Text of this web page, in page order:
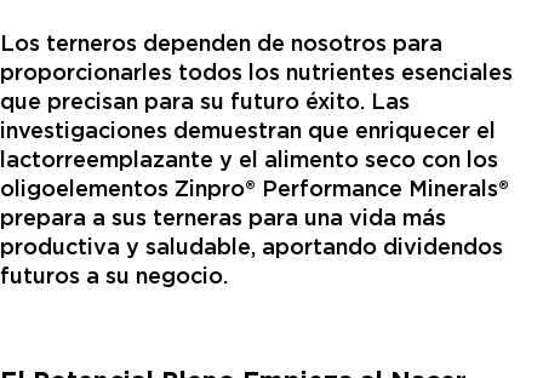
Los terneros dependen de nosotros para
proporcionarles todos los nutrientes esenciales
que precisan para su futuro éxito. Las
investigaciones demuestran que enriquecer el
lactorreemplazante y el alimento seco con los
oligoelementos Zinpro® Performance Minerals®
prepara a sus terneras para una vida más
productiva y saludable, aportando dividendos
futuros a su negocio.